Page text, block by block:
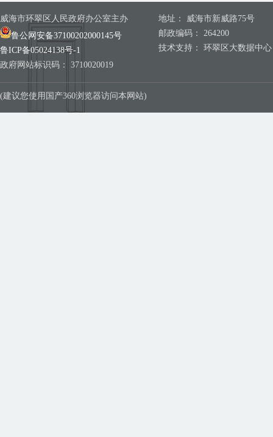
威海市环翠区人民政府办公室主办
鲁公网安备37100202000145号
鲁ICP备05024138号-1
政府网站标识码： 3710020019
地址： 威海市新威路75号
邮政编码： 264200
技术支持： 环翠区大数据中心
(建议您使用国产360浏览器访问本网站)